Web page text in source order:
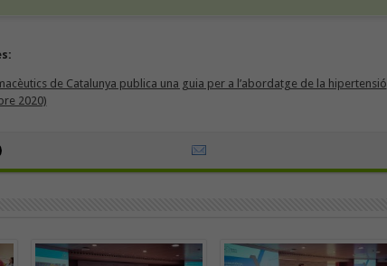
de Catalunya publica una guia per a l’abordatge de la hipertensió
2020)